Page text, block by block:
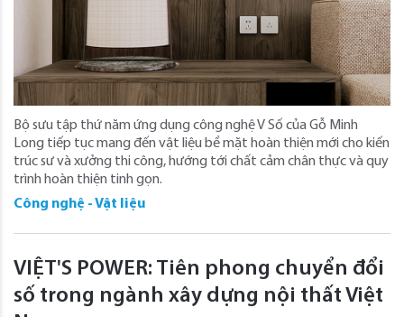
Bộ sưu tập thứ năm ứng dụng công nghệ V Số của Gỗ Minh
Long tiếp tục mang đến vật liệu bề mặt hoàn thiện mới cho kiến
trúc sư và xưởng thi công, hướng tới chất cảm chân thực và quy
trình hoàn thiện tinh gọn.
Công nghệ - Vật liệu
VIỆT'S POWER: Tiên phong chuyển đổi
số trong ngành xây dựng nội thất Việt